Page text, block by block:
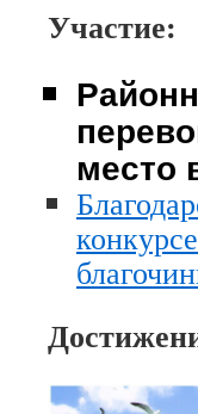
Участие:
место